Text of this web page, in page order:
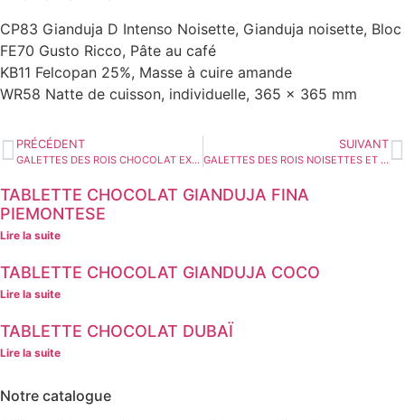
CP83 Gianduja D Intenso Noisette, Gianduja noisette, Bloc
FE70 Gusto Ricco, Pâte au café
KB11 Felcopan 25%, Masse à cuire amande
WR58 Natte de cuisson, individuelle, 365 x 365 mm
PRÉCÉDENT
GALETTES DES ROIS CHOCOLAT EXTRÊME
SUIVANT
GALETTES DES ROIS NOISETTES ET CHOCOLINI
TABLETTE CHOCOLAT GIANDUJA FINA
PIEMONTESE
Lire la suite
TABLETTE CHOCOLAT GIANDUJA COCO
Lire la suite
TABLETTE CHOCOLAT DUBAÏ
Lire la suite
Notre catalogue